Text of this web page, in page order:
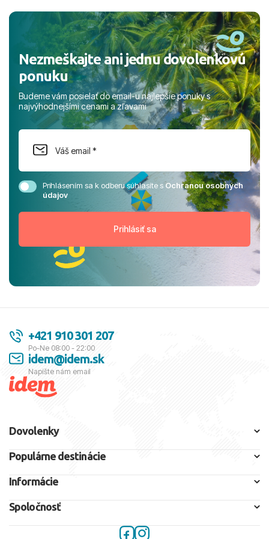
Nezmeškajte ani jednu dovolenkovú
ponuku
Budeme vám posielať do email-u najlepšie ponuky s
najvýhodnejšími cenami a zľavami
Prihlásením sa k odberu súhlasíte sOchranou osobných
údajov
+421 910 301 207
Po-Ne 08:00 - 22:00
idem@idem.sk
Napíšte nám email
Dovolenky
Populárne destinácie
Informácie
Spoločnosť